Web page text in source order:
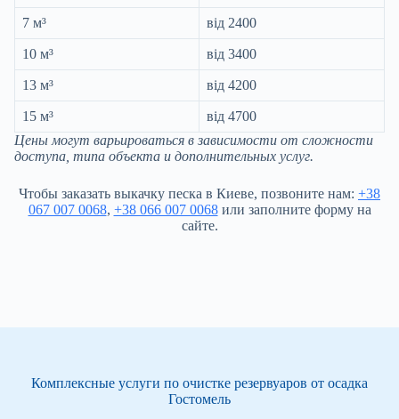
7 м³ від 2400
10 м³ від 3400
13 м³ від 4200
15 м³
від 4700
Цены могут варьироваться в зависимости от сложности
доступа, типа объекта и дополнительных услуг.
Чтобы заказать выкачку песка в Киеве, позвоните нам: +38
067 007 0068, +38 066 007 0068или заполните форму на
сайте.
Комплексные услуги по очистке резервуаров от осадка
Гостомель